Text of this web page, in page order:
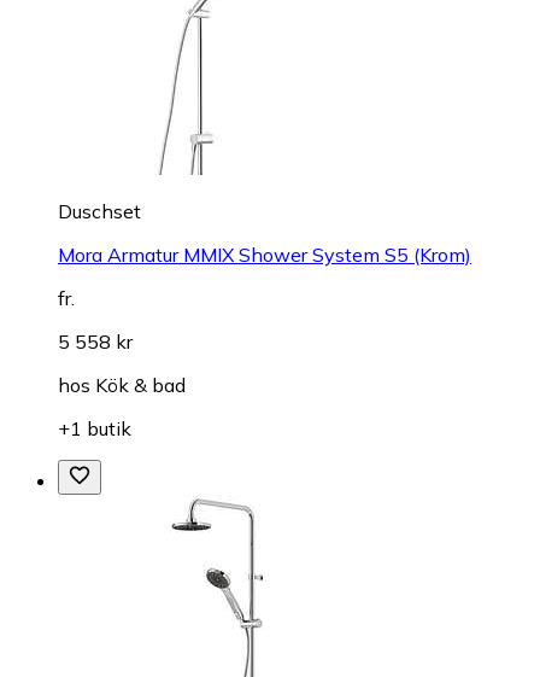
Duschset
Mora Armatur MMIX Shower System S5 (Krom)
fr.
5 558 kr
hos Kök & bad
+1 butik